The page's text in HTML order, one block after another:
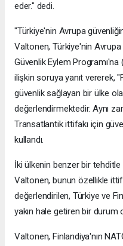
eder." dedi.
"Türkiye'nin Avrupa
Valtonen, Türkiye'nin Avrupa
Güvenlik Eylem Programı'na
ilişkin soruya yanıt vererek,
güvenlik sağlayan bir ülke
değerlendirmektedir. Aynı
Transatlantik ittifakı için
kullandı.
İki ülkenin benzer bir tehditle
Valtonen, bunun özellikle
değerlendirilen, Türkiye ve
yakın hale getiren bir durum
Valtonen, Finlandiya'nın